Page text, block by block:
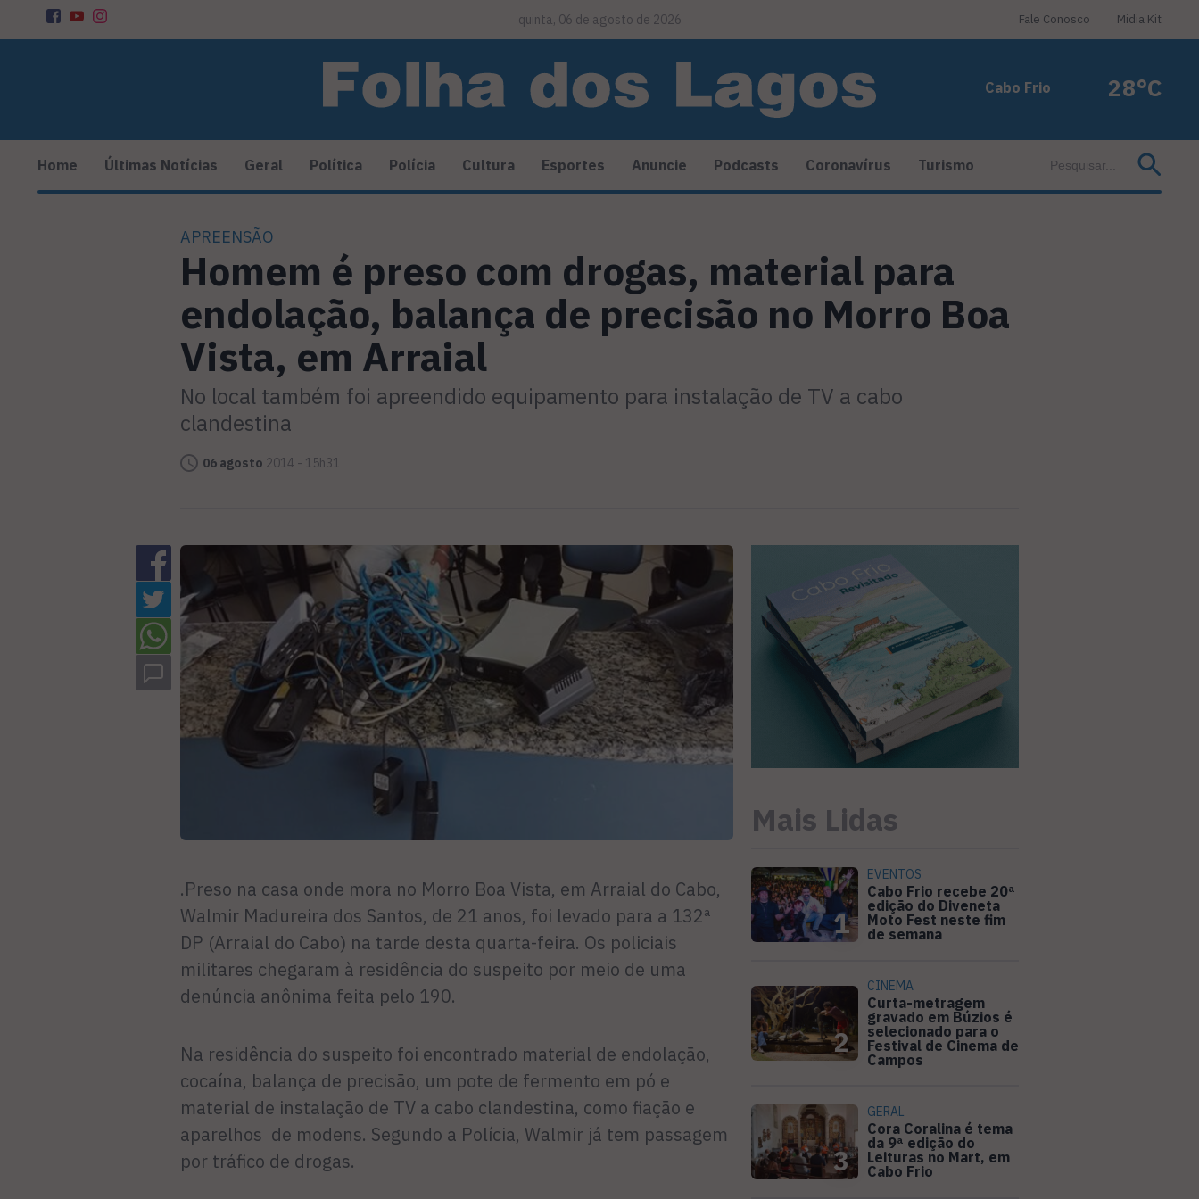
quinta, 06 de agosto de 2026 Fale Conosco Midia Kit
Cabo Frio 28°C
Home Últimas Notícias Geral Política Polícia Cultura Esportes Anuncie Podcasts Coronavírus Turismo
APREENSÃO
Homem é preso com drogas, material para
endolação, balança de precisão no Morro Boa
Vista, em Arraial
No local também foi apreendido equipamento para instalação de TV a cabo
clandestina
06 agosto 2014 - 15h31
.Preso na casa onde mora no Morro Boa Vista, em Arraial do Cabo,
Walmir Madureira dos Santos, de 21 anos, foi levado para a 132ª
DP (Arraial do Cabo) na tarde desta quarta-feira. Os policiais
militares chegaram à residência do suspeito por meio de uma
denúncia anônima feita pelo 190.
Na residência do suspeito foi encontrado material de endolação,
cocaína, balança de precisão, um pote de fermento em pó e
material de instalação de TV a cabo clandestina, como fiação e
aparelhos de modens. Segundo a Polícia, Walmir já tem passagem
por tráfico de drogas.
Mais Lidas
1
EVENTOS
Cabo Frio recebe 20ª
edição do Diveneta
Moto Fest neste fim
de semana
2
CINEMA
Curta-metragem
gravado em Búzios é
selecionado para o
Festival de Cinema de
Campos
3
GERAL
Cora Coralina é tema
da 9ª edição do
Leituras no Mart, em
Cabo Frio